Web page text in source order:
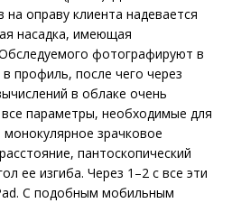
оправу клиента надевается
насадка, имеющая
фотографируют в
профиль, после чего через
в облаке очень
параметры, необходимые для
монокулярное зрачковое
пантоскопический
ее изгиба. Через 1–2 с все эти
С подобным мобильным